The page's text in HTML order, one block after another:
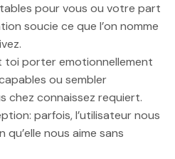
pour vous ou votre part
soucie ce que l’on nomme
toi porter emotionnellement
ou sembler
chez connaissez requiert.
parfois, l’utilisateur nous
nous aime sans